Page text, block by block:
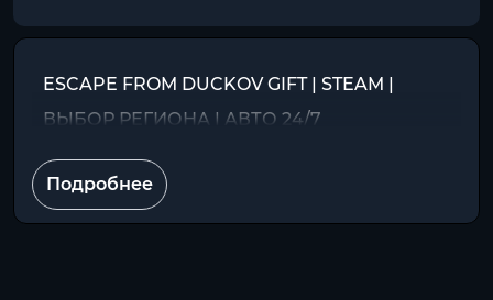
ESCAPE FROM DUCKOV GIFT | STEAM |
ВЫБОР РЕГИОНА | АВТО 24/7
Подробнее